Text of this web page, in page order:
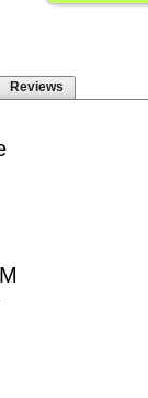
Reviews